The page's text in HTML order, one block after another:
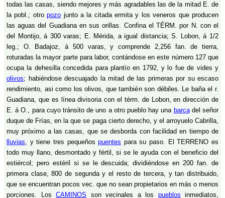
todas las casas, siendo mejores y más agradables las de la mitad E. de
la pobl.; otropozo junto a la citada ermita y los veneros que producen
las aguas del Guadiana en sus orillas. Confina el TÉRM. por N. con el
del Montijo, á 300 varas; E. Mérida, a igual distancia; S. Lobon, á 1/2
leg.; O. Badajoz, á 500 varas, y comprende 2,256 fan. de tierra,
roturadas la mayor parte para labor, contándose en este número 127 que
ocupa la dehesilla concedida para plantío en 1792, y lo fue de vides y
olivos; habiéndose descuajado la mitad de las primeras por su escaso
rendimiento, asi como los olivos, que también son débiles. Le baña el r.
Guadiana, que es línea divisoria con el térm. de Lobon, en dirección de
E. á O., para cuyo tránsito de uno a otro pueblo hay una barcadel señor
duque de Frías, en la que se paga cierto derecho, y el arroyuelo Cabrilla,
muy próximo a las casas, que se desborda con facilidad en tiempo de
lluvias, y tiene tres pequeñospuentes para su paso. El TERRENO es
todo muy llano, desmontado y fértil, si se le ayuda con el beneficio del
estiércol; pero estéril si se le descuida; dividiéndose en 200 fan. de
primera clase, 800 de segunda y el resto de tercera, y tan distribuido,
que se encuentran pocos vec. que no sean propietarios en más o menos
porciones. Los CAMINOS son vecinales a los pueblos inmediatos,